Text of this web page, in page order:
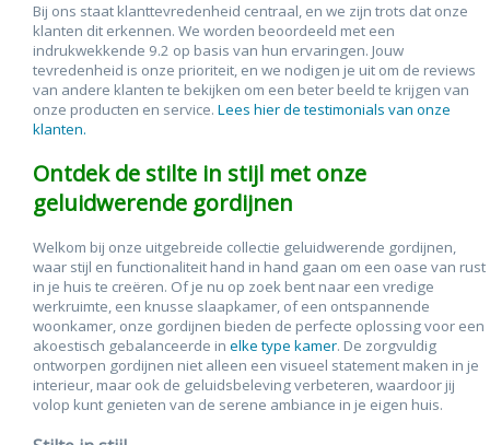
Bij ons staat klanttevredenheid centraal, en we zijn trots dat onze
klanten dit erkennen. We worden beoordeeld met een
indrukwekkende 9.2 op basis van hun ervaringen. Jouw
tevredenheid is onze prioriteit, en we nodigen je uit om de reviews
van andere klanten te bekijken om een beter beeld te krijgen van
onze producten en service. Lees hier de testimonials van onze
klanten.
Ontdek de stilte in stijl met onze
geluidwerende gordijnen
Welkom bij onze uitgebreide collectie geluidwerende gordijnen,
waar stijl en functionaliteit hand in hand gaan om een oase van rust
in je huis te creëren. Of je nu op zoek bent naar een vredige
werkruimte, een knusse slaapkamer, of een ontspannende
woonkamer, onze gordijnen bieden de perfecte oplossing voor een
akoestisch gebalanceerde in elke type kamer. De zorgvuldig
ontworpen gordijnen niet alleen een visueel statement maken in je
interieur, maar ook de geluidsbeleving verbeteren, waardoor jij
volop kunt genieten van de serene ambiance in je eigen huis.